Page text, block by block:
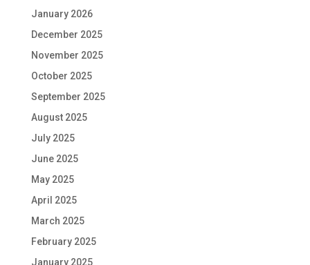
January 2026
December 2025
November 2025
October 2025
September 2025
August 2025
July 2025
June 2025
May 2025
April 2025
March 2025
February 2025
January 2025